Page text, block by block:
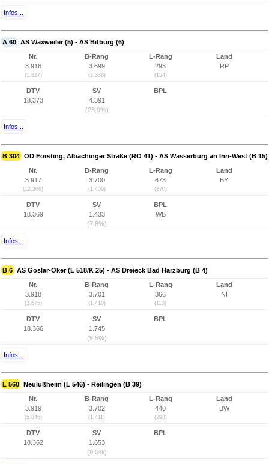
Infos...
A 60 AS Waxweiler (5) - AS Bitburg (6)
Nr.
3.916
(1.827)
B-Rang
3.699
(2.339)
L-Rang
293
(154)
Land
RP
DTV
18.373
SV
4.391
(23,9%)
BPL
Infos...
B 304 OD Forsting, Albachinger Straße (RO 41) - AS Wasserburg an Inn-West (B 15)
Nr.
3.917
(12.366)
B-Rang
3.700
(1.409)
L-Rang
673
(270)
Land
BY
DTV
18.369
SV
1.433
(7,8%)
BPL
WB
Infos...
B 6 AS Goslar-Oker (L 518/K 25) - AS Dreieck Bad Harzburg (B 4)
Nr.
3.918
(3.675)
B-Rang
3.701
(1.410)
L-Rang
366
(110)
Land
NI
DTV
18.366
SV
1.745
(9,5%)
BPL
Infos...
L 560 Neulußheim (L 546) - Reilingen (B 39)
Nr.
3.919
(5.846)
B-Rang
3.702
(1.411)
L-Rang
440
(293)
Land
BW
DTV
18.362
SV
1.653
(9,0%)
BPL